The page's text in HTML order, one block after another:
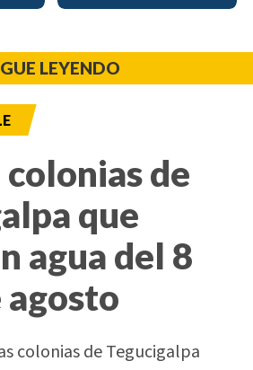
LEYENDO
colonias de
que
agua del 8
agosto
colonias de Tegucigalpa